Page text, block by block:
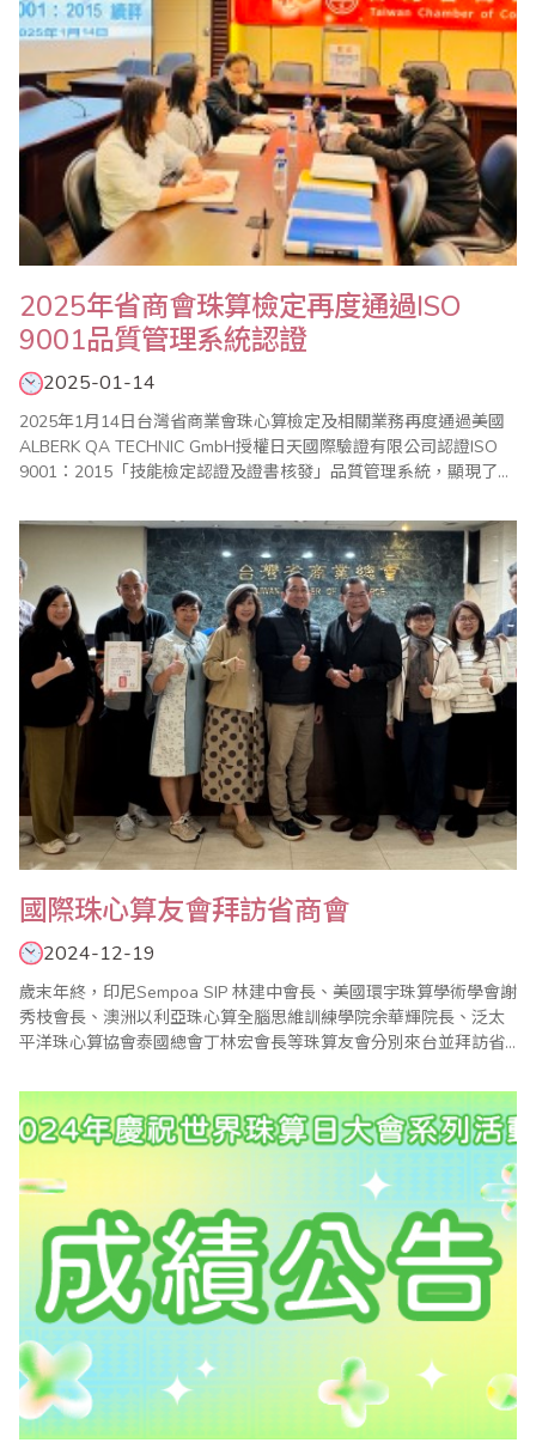
2025年省商會珠算檢定再度通過ISO
9001品質管理系統認證
2025-01-14
2025年1月14日台灣省商業會珠心算檢定及相關業務再度通過美國
ALBERK QA TECHNIC GmbH授權日天國際驗證有限公司認證ISO
9001：2015「技能檢定認證及證書核發」品質管理系統，顯現了省
2008年通過ISO 9001認證後以來，陸續獲得台灣、美國、加拿大、
英國、澳洲、日本、新加坡、馬來西亞、印尼、印度、香港、..
國際珠心算友會拜訪省商會
2024-12-19
歲末年終，印尼Sempoa SIP 林建中會長、美國環宇珠算學術學會謝
秀枝會長、澳洲以利亞珠心算全腦思維訓練學院余華輝院長、泛太
平洋珠心算協會泰國總會丁林宏會長等珠算友會分別來台並拜訪省
商總會珠心算數學委員會副主任委員施美鈴、駐會顧問楊程焰、數
學小組召集人廖蕙婉共同接待，會中也分享當地珠心算發展現況，
並肯定省商總會的珠心算推廣業務，在融洽的..